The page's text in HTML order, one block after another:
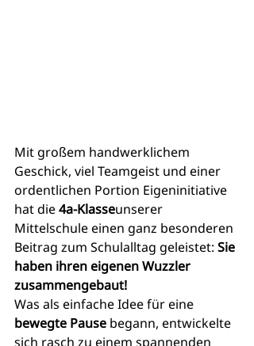
Mit großem handwerklichem
Geschick, viel Teamgeist und einer
ordentlichen Portion Eigeninitiative
hat die 4a-Klasseunserer
Mittelschule einen ganz besonderen
Beitrag zum Schulalltag geleistet: Sie
haben ihren eigenen Wuzzler
zusammengebaut!
Was als einfache Idee für eine
bewegte Pause begann, entwickelte
sich rasch zu einem spannenden